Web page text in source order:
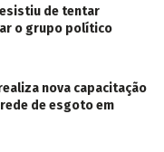
de tentar
o grupo político
nova capacitação
de esgoto em